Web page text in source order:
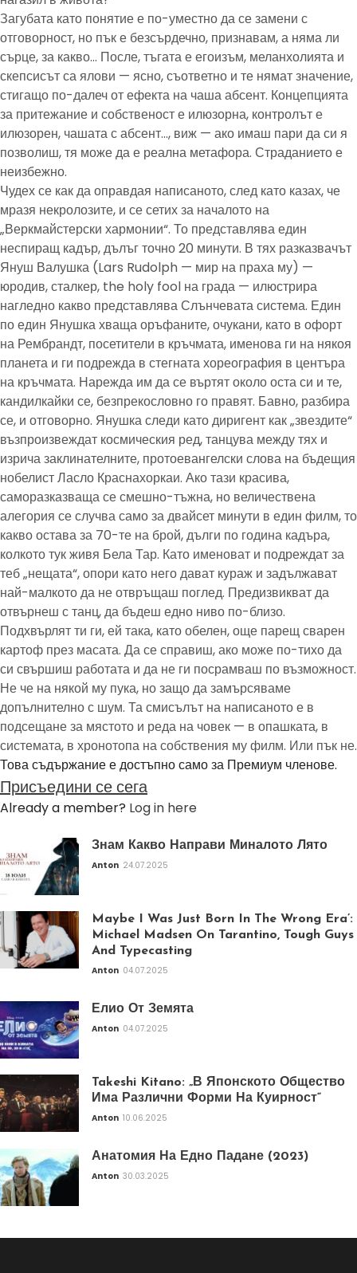
Загубата като понятие е по-уместно да се замени с
отговорност, но пък е безсърдечно, признавам, а няма ли
сърце, за какво… После, тъгата е егоизъм, меланхолията и
скепсисът са ялови — ясно, съответно и те нямат значение,
стигащо по-далеч от ефекта на чаша абсент. Концепцията
за притежание и собственост е илюзорна, контролът е
илюзорен, чашата с абсент…, виж — ако имаш пари да си я
позволиш, тя може да е реална метафора. Страданието е
неизбежно.
Чудех се как да оправдая написаното, след като казах, че
мразя некролозите, и се сетих за началото на
„Веркмайстерски хармонии“. То представлява един
неспиращ кадър, дълъг точно 20 минути. В тях разказвачът
Януш Валушка (Lars Rudolph — мир на праха му) —
юродив, сталкер, the holy fool на града — илюстрира
нагледно какво представлява Слънчевата система. Един
по един Янушка хваща оръфаните, очукани, като в офорт
на Рембрандт, посетители в кръчмата, именова ги на някоя
планета и ги подрежда в стегната хореография в центъра
на кръчмата. Нарежда им да се въртят около оста си и те,
кандилкайки се, безпрекословно го правят. Бавно, разбира
се, и отговорно. Янушка следи като диригент как „звездите“
възпроизвеждат космическия ред, танцува между тях и
изрича заклинателните, протоевангелски слова на бъдещия
нобелист Ласло Краснахоркаи. Ако тази красива,
саморазказваща се смешно-тъжна, но величествена
алегория се случва само за двайсет минути в един филм, то
какво остава за 70-те на брой, дълги по година кадъра,
колкото тук живя Бела Тар. Като именоват и подреждат за
теб „нещата“, опори като него дават кураж и задължават
най-малкото да не отвръщаш поглед. Предизвикват да
отвърнеш с танц, да бъдеш едно ниво по-близо.
Подхвърлят ти ги, ей така, като обелен, още парещ сварен
картоф през масата. Да се справиш, ако може по-тихо да
си свършиш работата и да не ги посрамваш по възможност.
Не че на някой му пука, но защо да замърсяваме
допълнително с шум. Та смисълът на написаното е в
подсещане за мястото и реда на човек — в опашката, в
системата, в хронотопа на собствения му филм. Или пък не.
Това съдържание е достъпно само за Премиум членове.
Присъедини се сега
Already a member? Log in here
Знам Какво Направи Миналото Лято
Anton 24.07.2025
Maybe I Was Just Born In The Wrong Era’:
Michael Madsen On Tarantino, Tough Guys
And Typecasting
Anton 04.07.2025
Елио От Земята
Anton 04.07.2025
Takeshi Kitano: „В Японското Общество
Има Различни Форми На Куирност“
Anton 10.06.2025
Анатомия На Едно Падане (2023)
Anton 30.03.2025